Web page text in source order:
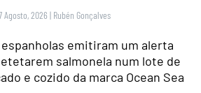
Agosto, 2026 | Rubén Gonçalves
emitiram um alerta
salmonela num lote de
e cozido da marca Ocean Sea